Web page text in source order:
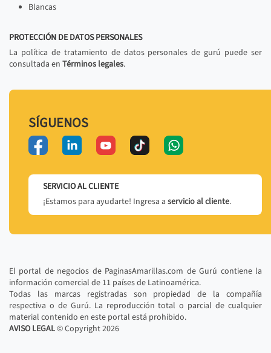
Blancas
PROTECCIÓN DE DATOS PERSONALES
La política de tratamiento de datos personales de gurú puede ser
consultada en Términos legales.
SÍGUENOS
SERVICIO AL CLIENTE
¡Estamos para ayudarte! Ingresa a servicio al cliente.
El portal de negocios de PaginasAmarillas.com de Gurú contiene la
información comercial de 11 países de Latinoamérica.
Todas las marcas registradas son propiedad de la compañía
respectiva o de Gurú. La reproducción total o parcial de cualquier
material contenido en este portal está prohibido.
AVISO LEGAL© Copyright2026